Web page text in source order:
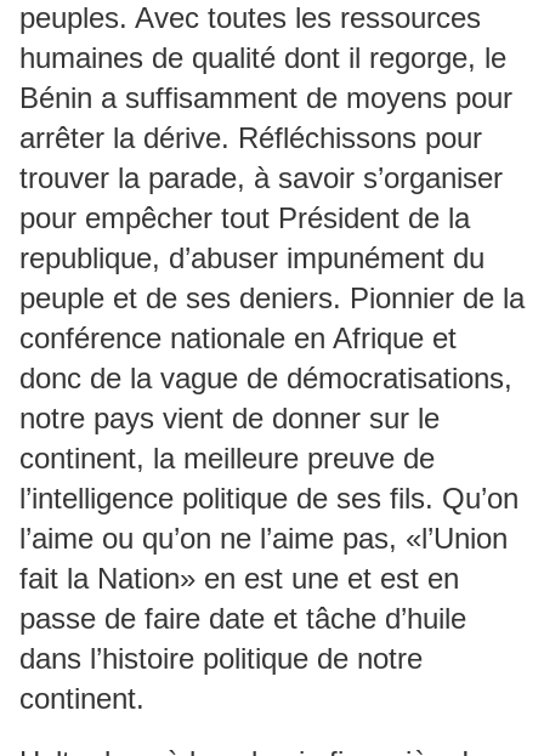
peuples. Avec toutes les ressources
humaines de qualité dont il regorge, le
Bénin a suffisamment de moyens pour
arrêter la dérive. Réfléchissons pour
trouver la parade, à savoir s’organiser
pour empêcher tout Président de la
republique, d’abuser impunément du
peuple et de ses deniers. Pionnier de la
conférence nationale en Afrique et
donc de la vague de démocratisations,
notre pays vient de donner sur le
continent, la meilleure preuve de
l’intelligence politique de ses fils. Qu’on
l’aime ou qu’on ne l’aime pas, «l’Union
fait la Nation» en est une et est en
passe de faire date et tâche d’huile
dans l’histoire politique de notre
continent.